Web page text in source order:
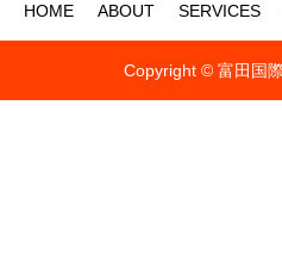
HOME ABOUT SERVICES
Copyright © 富田国